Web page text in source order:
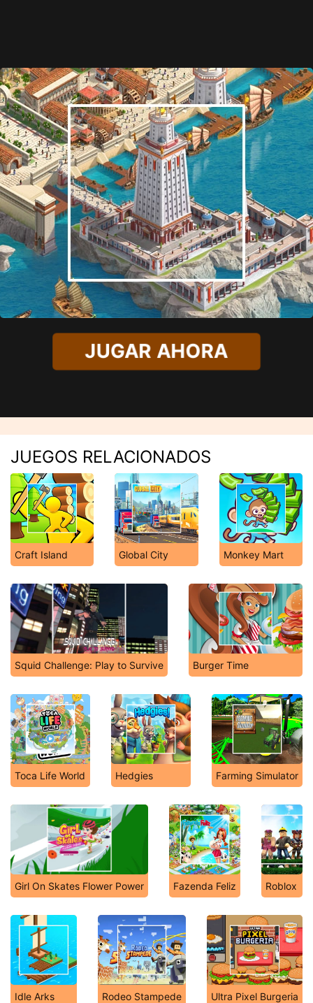
JUGAR AHORA
JUEGOS RELACIONADOS
Craft Island Global City Monkey Mart
Squid Challenge: Play to Survive Burger Time
Toca Life World Hedgies Farming Simulator
Girl On Skates Flower Power Fazenda Feliz Roblox
Idle Arks Rodeo Stampede Ultra Pixel Burgeria